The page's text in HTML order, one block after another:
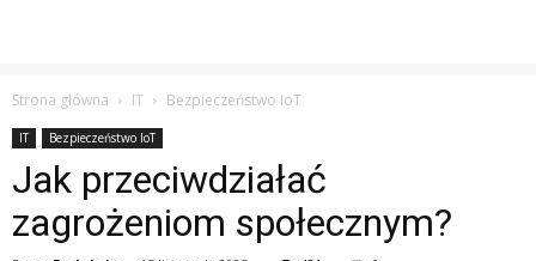
Strona główna IT Bezpieczeństwo IoT
IT Bezpieczeństwo IoT
Jak przeciwdziałać
zagrożeniom społecznym?